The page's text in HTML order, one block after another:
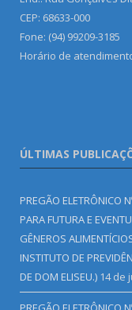
CEP: 68633-000
Fone: (94) 99209-3185
Horário de
ÚLTIMAS
PREGÃO ELETRÔNICO
PARA FUTURA E
GÊNEROS
INSTITUTO DE
DE DOM ELISEU.) 14 de